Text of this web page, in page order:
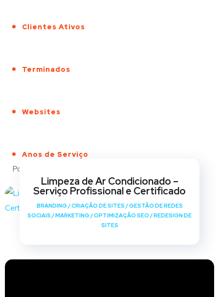
Clientes Ativos
Terminados
Websites
Anos de Serviço
Portfólio
Limpeza de Ar Condicionado –
Serviço Profissional e Certificado
BRANDING /CRIAÇÃO DE SITES /GESTÃO DE REDES
SOCIAIS /MARKETING /OPTIMIZAÇÃO SEO /REDESIGN DE
SITES